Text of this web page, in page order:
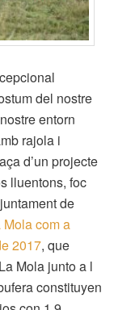
del nostre
entorn
rajola i
d’un projecte
lluentons, foc
de
Mola com a
2017, que
Mola junto a l
constituyen